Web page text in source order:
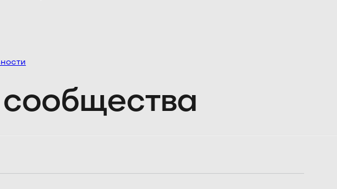
сообщества